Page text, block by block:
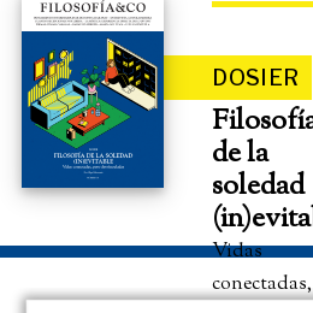
DOSIER
de la
soledad
Vidas
conectadas,